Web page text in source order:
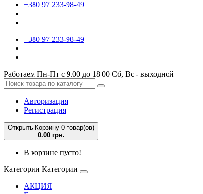
+380 97 233-98-49
+380 97 233-98-49
Работаем Пн-Пт с 9.00 до 18.00 Сб, Вс - выходной
Авторизация
Регистрация
Открыть Корзину 0 товар(ов)
0.00 грн.
В корзине пусто!
Категории Категории
АКЦИЯ